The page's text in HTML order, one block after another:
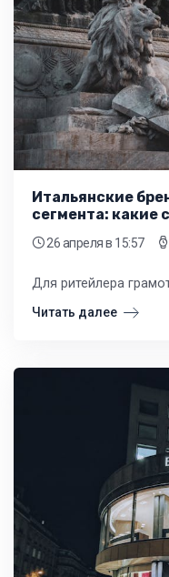
Итальянские
сегмента: какие
26 апреляв 15:57
Читать далее